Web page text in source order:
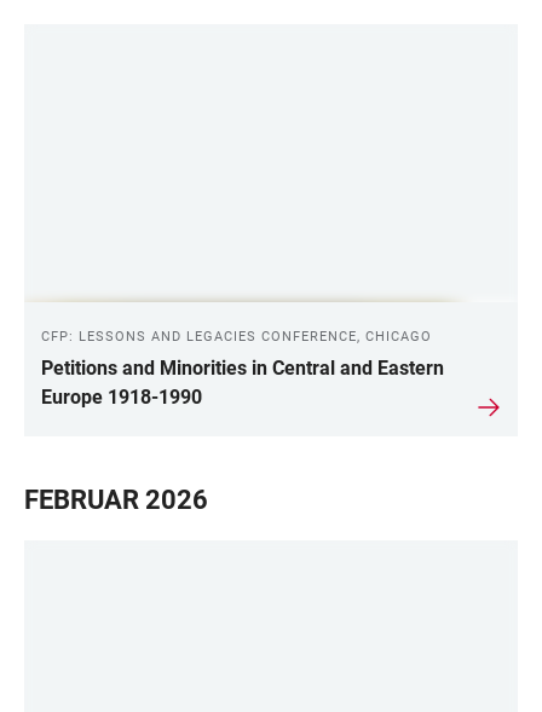
CFP: LESSONS AND LEGACIES CONFERENCE, CHICAGO
Petitions and Minorities in Central and Eastern
Europe 1918-1990
FEBRUAR 2026